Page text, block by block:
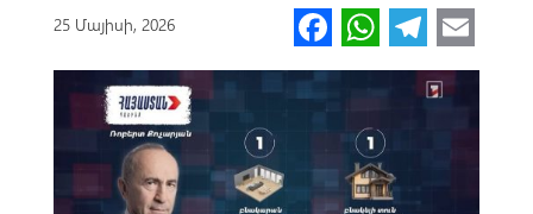
25 Մայիսի, 2026 Fa
ce
b
o
o
W
h
at
s
A
Te
le
gr
m